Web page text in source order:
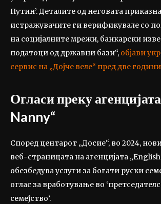
Путин’. Деталите од неговата приказна
истражувачите ги верификувале со
на социјалните мрежи, банкарски
податоци од државни бази“, објави
сервис на „Дојче веле“ пред две
Огласи преку
Nanny“
Според центарот „Досие“, во 2024,
веб-страницата на агенцијата „English
обезбедува услуги за богати руски
оглас за вработување во
семејство’.